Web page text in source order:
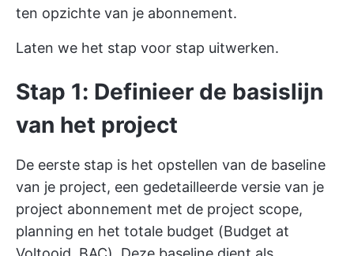
ten opzichte van je abonnement.
Laten we het stap voor stap uitwerken.
Stap 1: Definieer de basislijn
van het project
De eerste stap is het opstellen van de baseline
van je project, een gedetailleerde versie van je
project abonnement met de project scope,
planning en het totale budget (Budget at